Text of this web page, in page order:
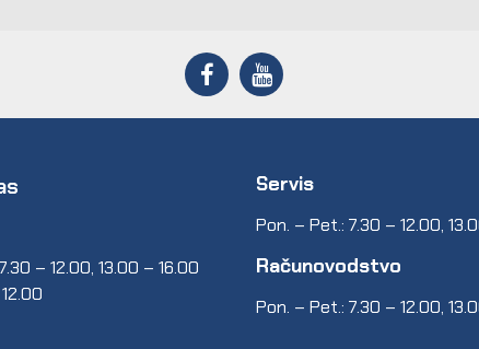
– 12.00, 13.00 – 16.00
Servis
Pon. – Pet.: 7.30 – 12.00,
Računovodstvo
Pon. – Pet.: 7.30 – 12.00,